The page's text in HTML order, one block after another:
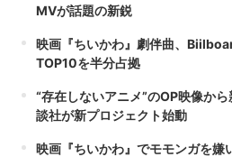
MVが話題の新鋭
映画『ちいかわ』劇伴曲、
TOP10を半分占拠
“存在しないアニメ”のOP映像か
談社が新プロジェクト始動
映画『ちいかわ』でモモンガを